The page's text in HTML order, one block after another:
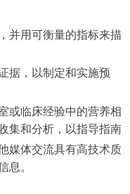
并用可衡量的指标来描
据，以制定和实施预
或临床经验中的营养相
集和分析，以指导指南
媒体交流具有高技术质
。